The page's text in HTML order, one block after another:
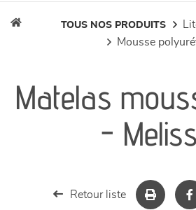
séjours
meubles de complément
TOUS NOS PRODUITS
mousse
Matelas
-
Retour liste